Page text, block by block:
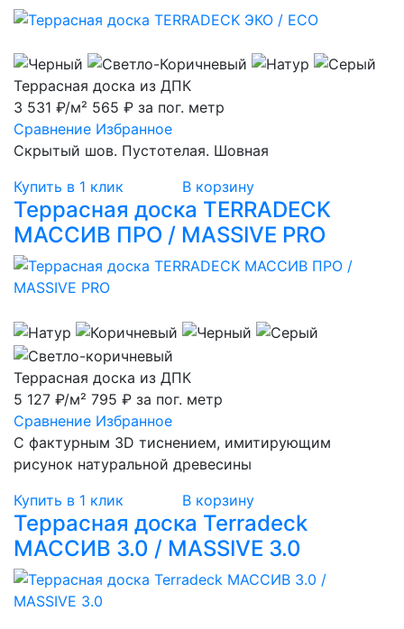
Террасная доска из ДПК
3 531 ₽/м² 565 ₽ за пог. метр
Сравнение Избранное
Скрытый шов. Пустотелая. Шовная
Купить в 1 клик
В корзину
Террасная доска TERRADECK
МАССИВ ПРО / MASSIVE PRO
Террасная доска из ДПК
5 127 ₽/м² 795 ₽ за пог. метр
Сравнение Избранное
С фактурным 3D тиснением, имитирующим
рисунок натуральной древесины
Купить в 1 клик
В корзину
Террасная доска Terradeck
МАССИВ 3.0 / MASSIVE 3.0